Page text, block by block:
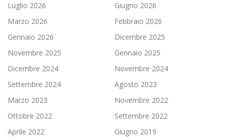
Luglio 2026
Giugno 2026
Marzo 2026
Febbraio 2026
Gennaio 2026
Dicembre 2025
Novembre 2025
Gennaio 2025
Dicembre 2024
Novembre 2024
Settembre 2024
Agosto 2023
Marzo 2023
Novembre 2022
Ottobre 2022
Settembre 2022
Aprile 2022
Giugno 2019